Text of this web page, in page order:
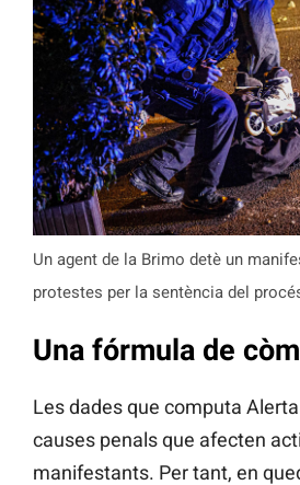
Un agent de la Brimo detè un
protestes per la sentència del
Una fórmula de
Les dades que computa
causes penals que afecten
manifestants. Per tant, en